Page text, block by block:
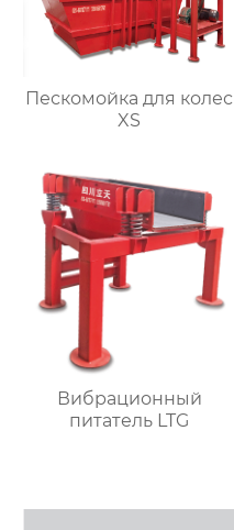
Пескомойка для колес
XS
Вибрационный
питатель LTG